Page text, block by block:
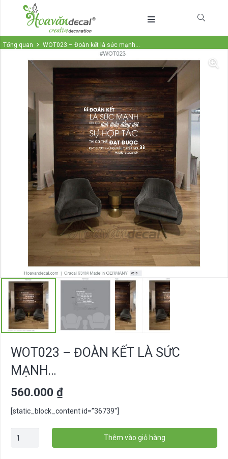
Tổng quan WOT023 – Đoàn kết là sức mạnh…
WOT023 – ĐOÀN KẾT LÀ SỨC
MẠNH…
560.000 ₫
[static_block_content id=”36739″]
Thêm vào giỏ hàng